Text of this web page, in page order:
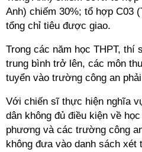
Anh) chiếm 30%; tổ hợp C03
tổng chỉ tiêu được giao.
Trong các năm học THPT, thí
trung bình trở lên, các môn
tuyển vào trường công an
Với chiến sĩ thực hiện nghĩa
dân không đủ điều kiện về
phương và các trường công
không đưa vào danh sách